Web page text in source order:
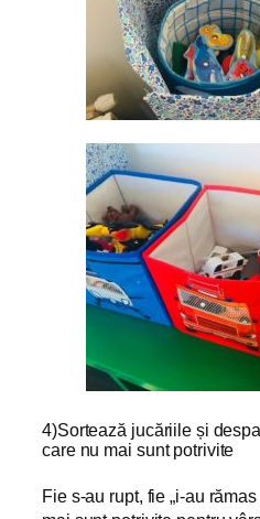
4)Sortează jucăriile și
care nu mai sunt potrivite
Fie s-au rupt, fie „i-au